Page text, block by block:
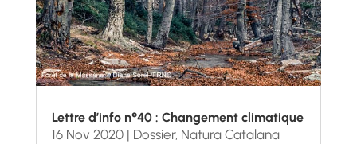
Lettre d’info n°40 : Changement climatique
16 Nov 2020| Dossier, Natura Catalana